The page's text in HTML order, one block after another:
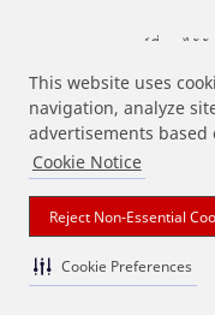
This website uses
navigation, analyze
advertisements based
Cookie Notice
Reject Non-Essential
Cookie Preferences
แบรนด์ที่ระบุไว้